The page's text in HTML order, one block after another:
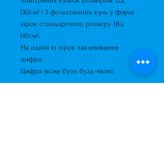
(30см) і 3 фольгованих куль у формі
зірок стандартного розміру 18д
(45см).
На одній із зірок заклеювання
цифра.
Цифра може бути будь-якою.